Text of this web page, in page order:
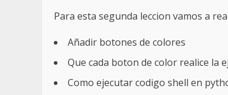
Para esta segunda leccion vamos a
Añadir botones de colores
Que cada boton de color realice la
Como ejecutar codigo shell en